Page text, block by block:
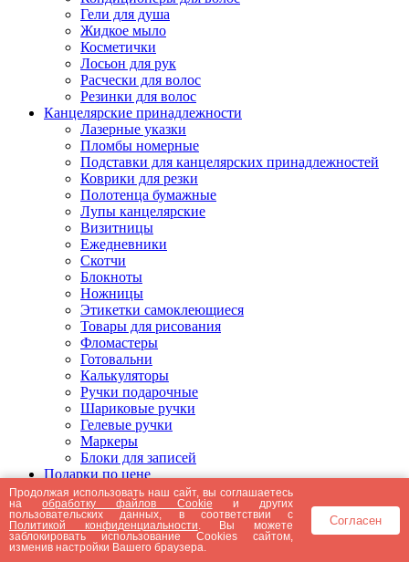
Гели для душа
Жидкое мыло
Косметички
Лосьон для рук
Расчески для волос
Резинки для волос
Канцелярские принадлежности
Лазерные указки
Пломбы номерные
Подставки для канцелярских принадлежностей
Коврики для резки
Полотенца бумажные
Лупы канцелярские
Визитницы
Ежедневники
Скотчи
Блокноты
Ножницы
Этикетки самоклеющиеся
Товары для рисования
Фломастеры
Готовальни
Калькуляторы
Ручки подарочные
Шариковые ручки
Гелевые ручки
Маркеры
Блоки для записей
Подарки по цене
Подарки от 5000 рублей
Подарки до 5000 рублей
Подарки до 3000 рублей
Подарки до 2000 рублей
Подарки до 1000 рублей
Продолжая использовать наш сайт, вы соглашаетесь
наобработку файлов Cookie и других
пользовательских данных, в соответствии с
Политикой конфиденциальности . Вы можете
заблокировать использование Cookies сайтом,
изменив настройки Вашего браузера.
Согласен